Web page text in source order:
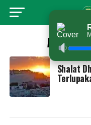
All posts
Shalat